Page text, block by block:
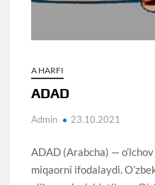
A HARFI
ADAD
Admin 23.10.2021
ADAD (Arabcha) —
miqaorni ifodalaydi.